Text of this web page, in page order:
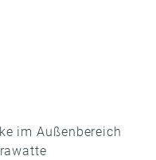
im Außenbereich